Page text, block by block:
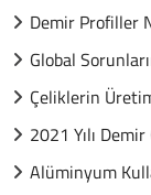
Demir Profiller
Global
Çeliklerin
2021 Yılı
Alüminyum